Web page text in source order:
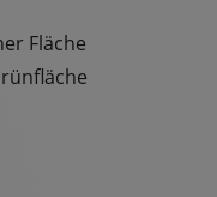
Fläche